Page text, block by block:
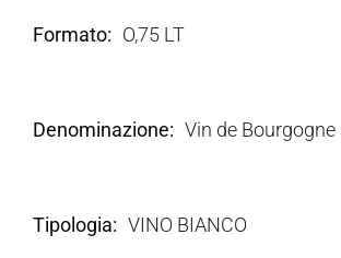
Formato O,75 LT
Denominazione Vin de Bourgogne
Tipologia VINO BIANCO